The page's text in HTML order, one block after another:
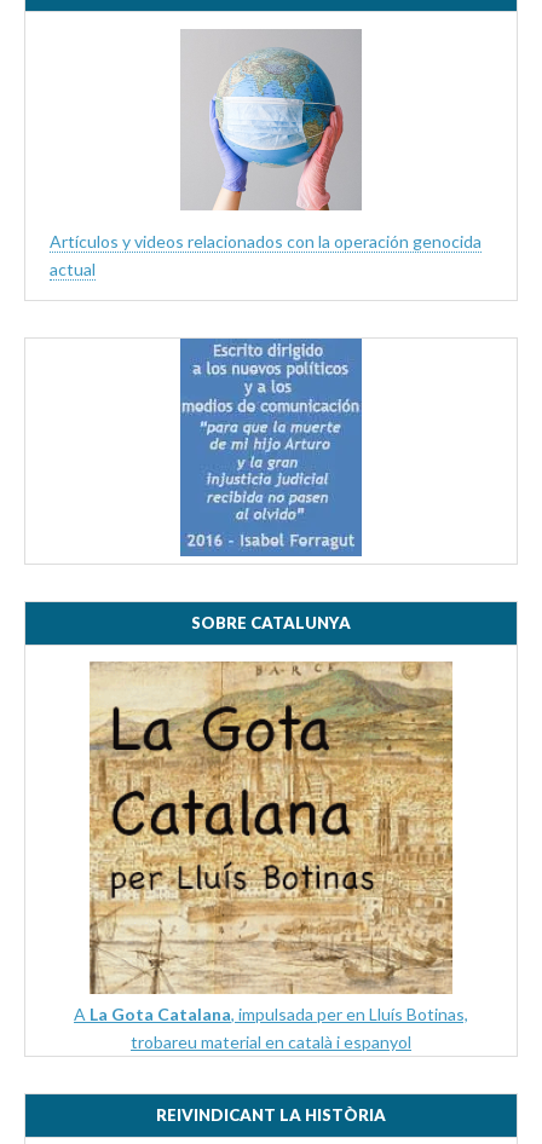
Artículos y videos relacionados con la operación genocida
actual
SOBRE CATALUNYA
A La Gota Catalana, impulsada per en Lluís Botinas,
trobareu material en català i espanyol
REIVINDICANT LA HISTÒRIA